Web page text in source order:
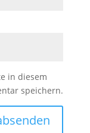
in diesem
speichern.